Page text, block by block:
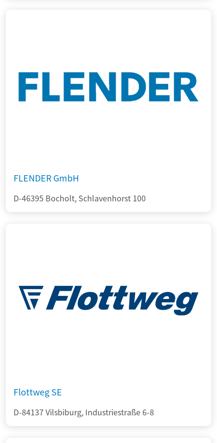
FLENDER GmbH
D-46395 Bocholt, Schlavenhorst 100
Flottweg SE
D-84137 Vilsbiburg, Industriestraße 6-8